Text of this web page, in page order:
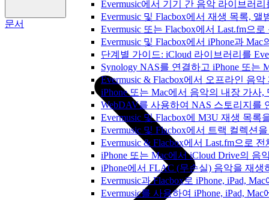
Evermusic에서 기기 간 음악 라이브러
Evermusic 및 Flacbox에서 재생 목록,
Evermusic 또는 Flacbox에서 Last.fm으
Evermusic 및 Flacbox에서 iPhone과
단계별 가이드: iCloud 라이브러리를
Synology NAS를 연결하고 iPhone 또는
Evermusic & Flacbox에서 오프라인 음
iPhone 또는 Mac에서 음악의 내장 가사
WebDAV를 사용하여 NAS 스토리지를
Evermusic 및 Flacbox에 M3U 재생 목록
Evermusic 및 Flacbox에서 트랙 컬렉션
Evermusic & Flacbox에서 Last.fm으로
iPhone 또는 Mac에서 iCloud Drive의 음
iPhone에서 FLAC (무손실) 음악을 재생
Evermusic과 Flacbox로 iPhone, iPad,
Evermusic를 사용하여 iPhone, iPad,
문서